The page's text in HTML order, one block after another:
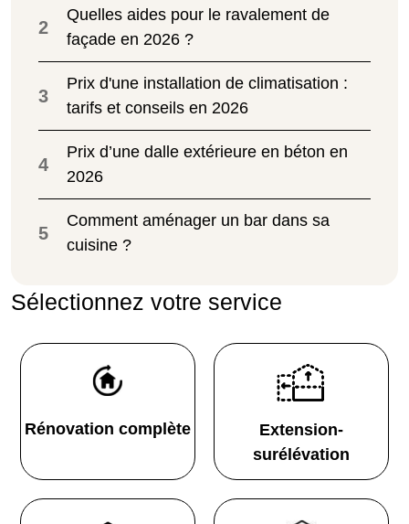
2
Quelles aides pour le ravalement de
façade en 2026 ?
3
Prix d'une installation de climatisation :
tarifs et conseils en 2026
4
Prix d’une dalle extérieure en béton en
2026
5
Comment aménager un bar dans sa
cuisine ?
Sélectionnez votre service
Rénovation complète
Extension-
surélévation